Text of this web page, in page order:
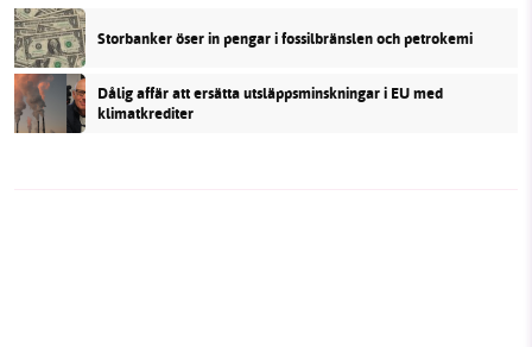
Storbanker öser in pengar i fossilbränslen och petrokemi
Dålig affär att ersätta utsläppsminskningar i EU med
klimatkrediter